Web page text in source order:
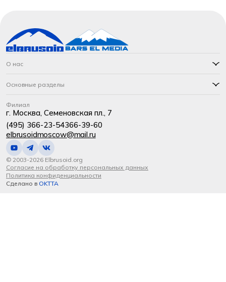
О нас
Основные разделы
Филиал
г. Москва, Семеновская пл., 7
(495) 366-23-54366-39-60
elbrusoidmoscow@mail.ru
© 2003-2026 Elbrusoid.org
Согласие на обработку персональных данных
Политика конфиденциальности
Сделано в OKTTA